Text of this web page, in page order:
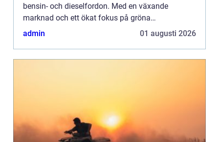
bensin- och dieselfordon. Med en växande
marknad och ett ökat fokus på gröna
innovationsl&...
admin 01 augusti 2026